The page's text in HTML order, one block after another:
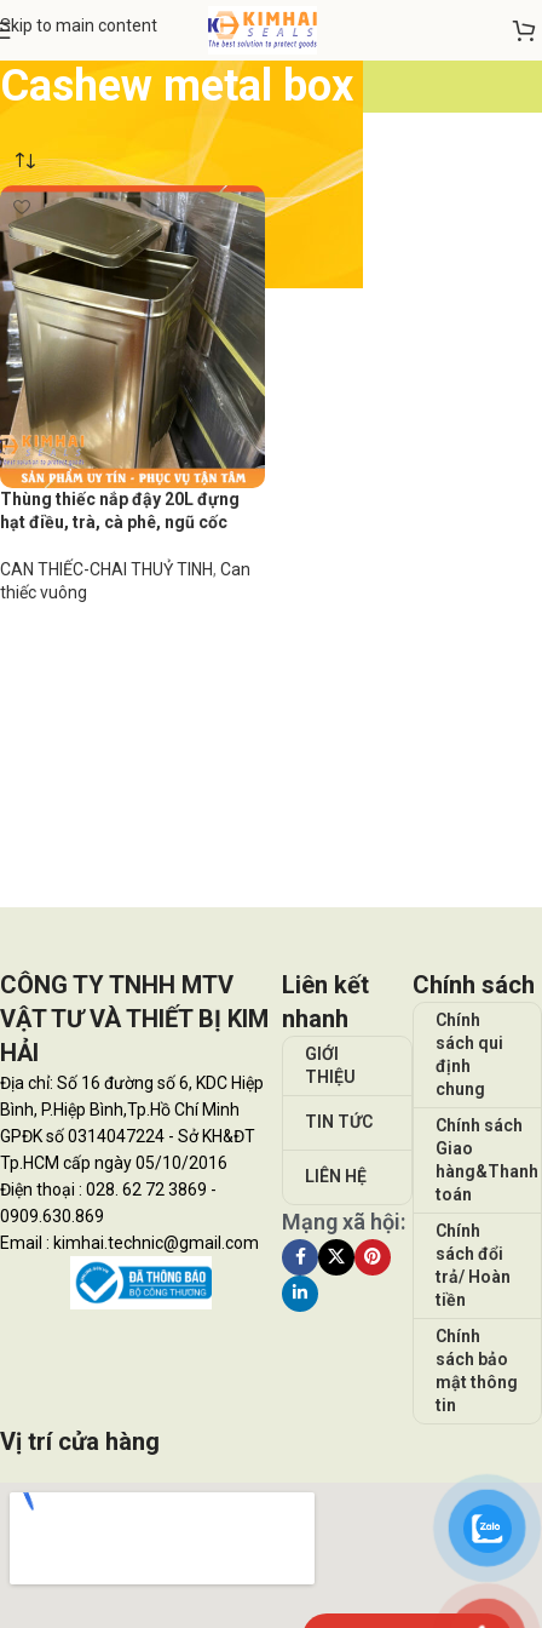
Skip to main content
Cashew metal box
Thùng thiếc nắp đậy 20L đựng
hạt điều, trà, cà phê, ngũ cốc
CAN THIẾC-CHAI THUỶ TINH, Can
thiếc vuông
CÔNG TY TNHH MTV
VẬT TƯ VÀ THIẾT BỊ KIM
HẢI
Địa chỉ: Số 16 đường số 6, KDC Hiệp
Bình, P.Hiệp Bình,Tp.Hồ Chí Minh
GPĐK số 0314047224 - Sở KH&ĐT
Tp.HCM cấp ngày 05/10/2016
Điện thoại : 028. 62 72 3869 -
0909.630.869
Email : kimhai.technic@gmail.com
Liên kết
nhanh
GIỚI
THIỆU
TIN TỨC
LIÊN HỆ
Mạng xã hội:
Chính sách
Chính
sách qui
định
chung
Chính sách
Giao
hàng&Thanh
toán
Chính
sách đổi
trả/ Hoàn
tiền
Chính
sách bảo
mật thông
tin
Vị trí cửa hàng